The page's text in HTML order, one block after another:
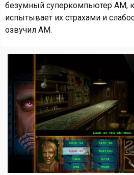
безумный суперкомпьютер AM,
испытывает их страхами и
озвучил AM.